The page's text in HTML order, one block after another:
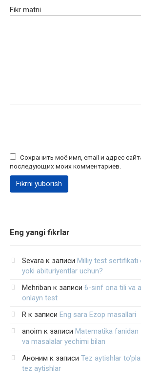
Fikr matni
Сохранить моё имя, email и адрес
последующих моих комментариев.
Eng yangi fikrlar
Sevara к записи Milliy test sertifikati
yoki abituriyentlar uchun?
Mehriban к записи 6-sinf ona tili va
onlayn test
R к записи Eng sara Ezop masallari
anoim к записи Matematika fanidan
va masalalar yechimi bilan
Аноним к записи Tez aytishlar
tez aytishlar